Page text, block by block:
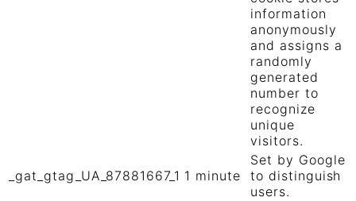
information
anonymously
and assigns a
randomly
generated
number to
recognize
unique
visitors.
_gat_gtag_UA_87881667_1 1 minute
Set by Google
to distinguish
users.